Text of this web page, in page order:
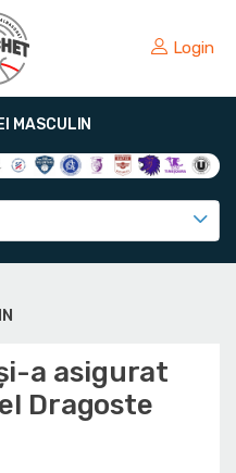
Login
MASCULIN
a asigurat
Dragoste